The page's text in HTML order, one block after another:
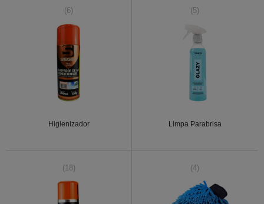
(6)
Higienizador
(5)
Limpa Parabrisa
(18) (4)